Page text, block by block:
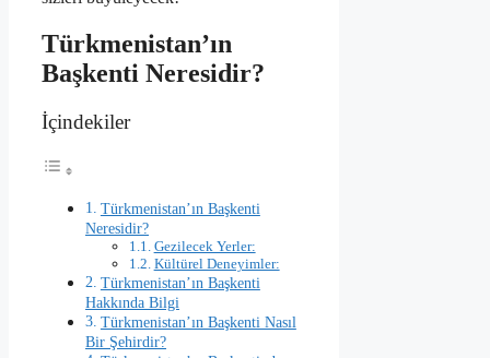
Türkmenistan’ın
Başkenti Neresidir?
İçindekiler
Türkmenistan’ın Başkenti
Neresidir?
Gezilecek Yerler:
Kültürel Deneyimler:
Türkmenistan’ın Başkenti
Hakkında Bilgi
Türkmenistan’ın Başkenti Nasıl
Bir Şehirdir?